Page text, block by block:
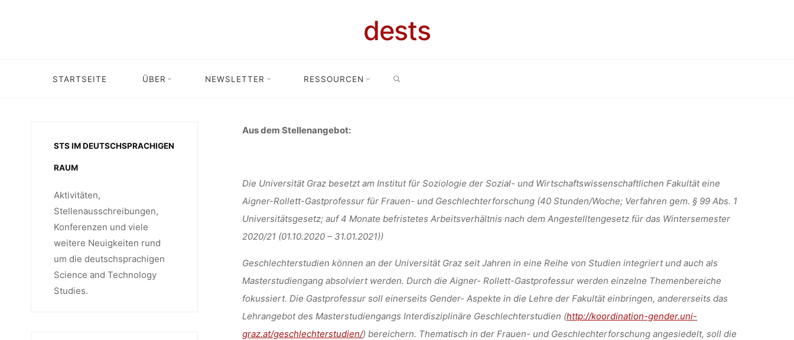
dests
STARTSEITE ÜBER NEWSLETTER RESSOURCEN
ROLLETT-GASTPROFESSUR FÜR
FRAUEN- UND
GESCHLECHTERFORSCHUNG,
GRAZ (AT)
Stellenangebot Stellenangebot: Aigner-Rollett-Gastprofessur für Frauen- und Geschlechterforschung, Graz (AT)
Aus dem Stellenangebot:
Die Universität Graz besetzt am Institut für Soziologie der Sozial- und Wirtschaftswissenschaftlichen Fakultät eine
Aigner-Rollett-Gastprofessur für Frauen- und Geschlechterforschung (40 Stunden/Woche; Verfahren gem. § 99 Abs. 1
Universitätsgesetz; auf 4 Monate befristetes Arbeitsverhältnis nach dem Angestelltengesetz für das Wintersemester
2020/21 (01.10.2020 – 31.01.2021))
Geschlechterstudien können an der Universität Graz seit Jahren in eine Reihe von Studien integriert und auch als
Masterstudiengang absolviert werden. Durch die Aigner- Rollett-Gastprofessur werden einzelne Themenbereiche
fokussiert. Die Gastprofessur soll einerseits Gender- Aspekte in die Lehre der Fakultät einbringen, andererseits das
Lehrangebot des Masterstudiengangs Interdisziplinäre Geschlechterstudien (http://koordination-gender.uni-
graz.at/geschlechterstudien/) bereichern. Thematisch in der Frauen- und Geschlechterforschung angesiedelt, soll die
STS IM DEUTSCHSPRACHIGEN
RAUM
Aktivitäten,
Stellenausschreibungen,
Konferenzen und viele
weitere Neuigkeiten rund
um die deutschsprachigen
Science and Technology
Studies.